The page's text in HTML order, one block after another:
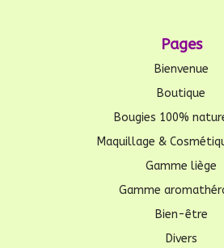
Pages
Bienvenue
Boutique
Bougies 100%
Maquillage &
Gamme liège
Gamme
Bien-être
Divers